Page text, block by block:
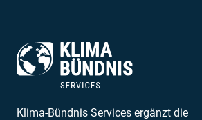
Klima-Bündnis Services ergänzt die